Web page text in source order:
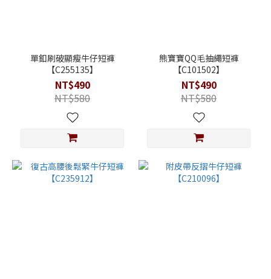
單釦刷破顯瘦牛仔短褲
【C255135】
NT$490
NT$580
熊寶寶QQ毛抽繩短褲
【C101502】
NT$490
NT$580